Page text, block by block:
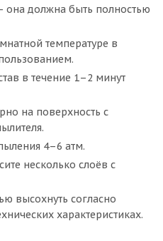
она должна быть полностью
температуре в
в течение 1–2 минут
на поверхность с
4–6 атм.
несколько слоёв с
высохнуть согласно
характеристиках.